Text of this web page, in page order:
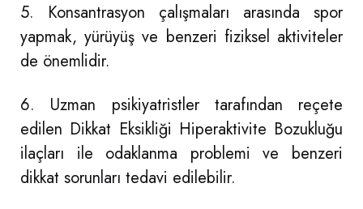
5. Konsantrasyon çalışmaları arasında spor
yapmak, yürüyüş ve benzeri fiziksel aktiviteler
de önemlidir.
6. Uzman psikiyatristler tarafından reçete
edilen Dikkat Eksikliği Hiperaktivite Bozukluğu
ilaçları ile odaklanma problemi ve benzeri
dikkat sorunları tedavi edilebilir.